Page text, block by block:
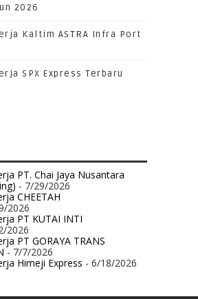
2026
Kaltim ASTRA Infra Port
SPX Express Terbaru
PT. Chai Jaya Nusantara
- 7/29/2026
CHEETAH
2026
PT KUTAI INTI
2026
PT GORAYA TRANS
- 7/7/2026
Himeji Express - 6/18/2026